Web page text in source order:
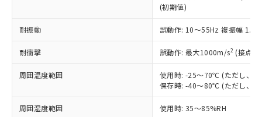
(初期値)
耐振動 誤動作: 10～55Hz 複振幅
耐衝撃 誤動作: 最大1000m/s2 (接点
周囲温度範囲
使用時: -25～70℃ (ただし、氷
保存時: -40～80℃ (ただし、氷
周囲湿度範囲 使用時: 35～85%RH
当社制御機器事業取扱商品の中には、
ことをご了承ください。
在庫状況および標準価格照会結果は、
記載している更新日時点での社内デー
タに基づき作成されるものであり、閲
覧された時点での実際の在庫および標
準価格とは異なる場合があることをご
非該当品：ライセンス料など無形物で、有
害物質有無と関係のない商品です。
仕入先様の事情により、非含有部品として
いたものが、含有品と判明した場合などや
むを得ず変更することがあります。
*EU RoHS指令（10物質）：
鉛(Pb) 1000ppm以下、 水銀(Hg) 1000ppm以下、 カド
六価クロム(Cr(Ⅵ)) 1000ppm以下、ポリ臭化ビフェニル
「○」：最大均質材料含有率が中国RoHSの
基準値以下であることを示します。
「×」：最大均質材料含有率が中国RoHSの
基準値を超えていることを示します。
「－」：未確認です。当社販売部門へお問
*中国RoHS10物質の基準値 (GB/T26572)：
Pb(鉛) :1000ppm、 Hg(水銀) : 1000ppm、 Cd(カドミウ
ム) : 100ppm、
当社は、これら貴社製品のうち、外国
為替および外国貿易法に定める商品
（以下｢規制貨物等」という）を輸出
または国外への提供する場合は、日本
国政府の輸出許可(または役務取引許
可)を取得するなどの必要な手続きを